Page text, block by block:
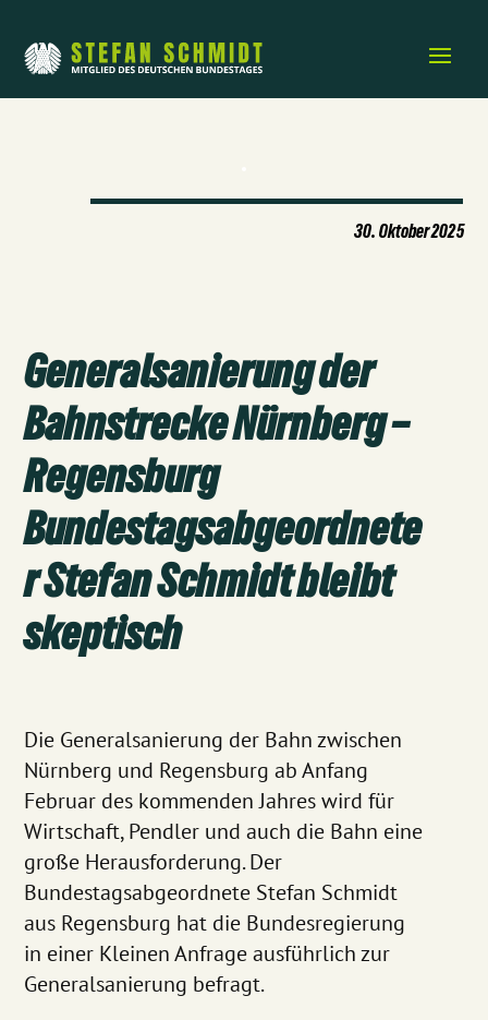
30. Oktober 2025
Generalsanierung der
Bahnstrecke Nürnberg –
Regensburg
Bundestagsabgeordnete
r Stefan Schmidt bleibt
skeptisch
Die Generalsanierung der Bahn zwischen
Nürnberg und Regensburg ab Anfang
Februar des kommenden Jahres wird für
Wirtschaft, Pendler und auch die Bahn eine
große Herausforderung. Der
Bundestagsabgeordnete Stefan Schmidt
aus Regensburg hat die Bundesregierung
in einer Kleinen Anfrage ausführlich zur
Generalsanierung befragt.